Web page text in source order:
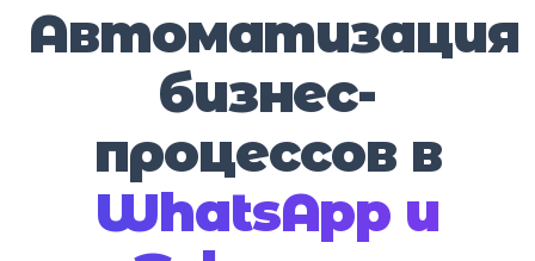
Автоматизация
бизнес-
процессов в
WhatsApp и